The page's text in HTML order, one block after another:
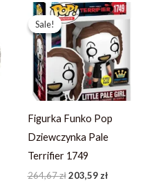
Sale!
Sale!
Figurka Funko Pop
Dziewczynka Pale
Terrifier 1749
264,67zł
Pierwotna
cena
wynosiła:
264,67 zł.
203,59zł
Aktualna
cena
wynosi:
203,59 zł.